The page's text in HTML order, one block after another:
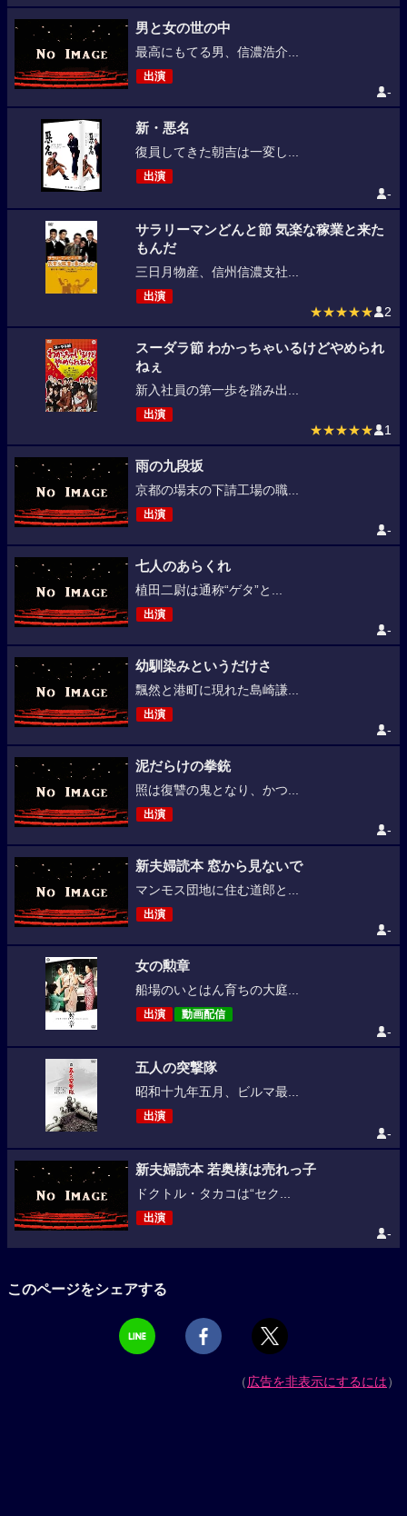
男と女の世の中
最高にもてる男、信濃浩介...
出演
-
新・悪名
復員してきた朝吉は一変し...
出演
-
サラリーマンどんと節 気楽な稼業と来た
もんだ
三日月物産、信州信濃支社...
出演
★★★★★ 2
スーダラ節 わかっちゃいるけどやめられ
ねぇ
新入社員の第一歩を踏み出...
出演
★★★★★ 1
雨の九段坂
京都の場末の下請工場の職...
出演
-
七人のあらくれ
植田二尉は通称“ゲタ”と...
出演
-
幼馴染みというだけさ
飄然と港町に現れた島崎謙...
出演
-
泥だらけの拳銃
照は復讐の鬼となり、かつ...
出演
-
新夫婦読本 窓から見ないで
マンモス団地に住む道郎と...
出演
-
女の勲章
船場のいとはん育ちの大庭...
出演 動画配信
-
五人の突撃隊
昭和十九年五月、ビルマ最...
出演
-
新夫婦読本 若奥様は売れっ子
ドクトル・タカコは“セク...
出演
-
このページをシェアする
（広告を非表示にするには）